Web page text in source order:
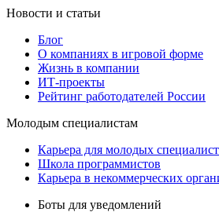
Новости и статьи
Блог
О компаниях в игровой форме
Жизнь в компании
ИТ-проекты
Рейтинг работодателей России
Молодым специалистам
Карьера для молодых
Школа программистов
Карьера в некоммерческих
Боты для уведомлений